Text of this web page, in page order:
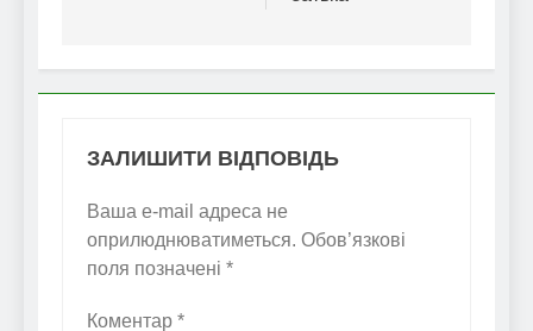
ЗАЛИШИТИ ВІДПОВІДЬ
Ваша e-mail адреса не
оприлюднюватиметься. Обов’язкові
поля позначені *
Коментар *